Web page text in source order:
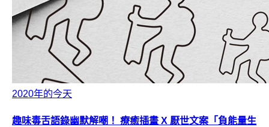
2020年的今天
趣味毒舌語錄幽默解嘲！ 療癒插畫 X 厭世文案「負能量生